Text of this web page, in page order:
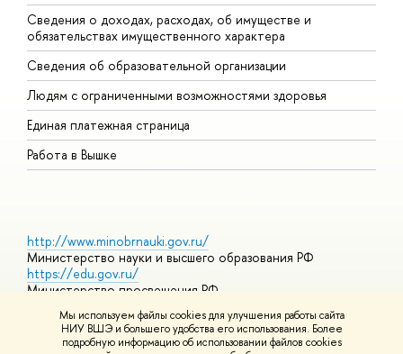
Мы используем файлы cookies для улучшения работы сайта
НИУ ВШЭ и большего удобства его использования. Более
подробную информацию об использовании файлов cookies
Сведения о доходах, расходах, об имуществе и
обязательствах имущественного характера
Сведения об образовательной организации
Людям с ограниченными возможностями здоровья
Единая платежная страница
Работа в Вышке
http://www.minobrnauki.gov.ru/
Министерство науки и высшего образования РФ
https://edu.gov.ru/
Министерство просвещения РФ
https://elearning.hse.ru/mooc
Массовые открытые онлайн-курсы